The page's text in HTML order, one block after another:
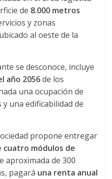
de 8.000 metros
y zonas
al oeste de la
se desconoce, incluye
año 2056de los
una ocupación de
una edificabilidad de
propone entregar
cuatro módulos de
aproximada de 300
pagará una renta anual